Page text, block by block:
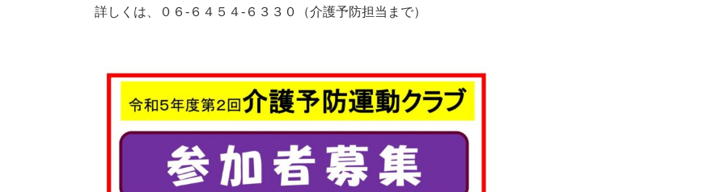
詳しくは、０６-６４５４-６３３０（介護予防担当まで）